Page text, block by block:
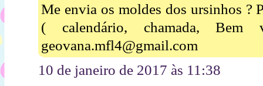
Me envia os moldes dos ursinhos ?
( calendário, chamada,
geovana.mfl4@gmail.com
10 de janeiro de 2017 às 11:38